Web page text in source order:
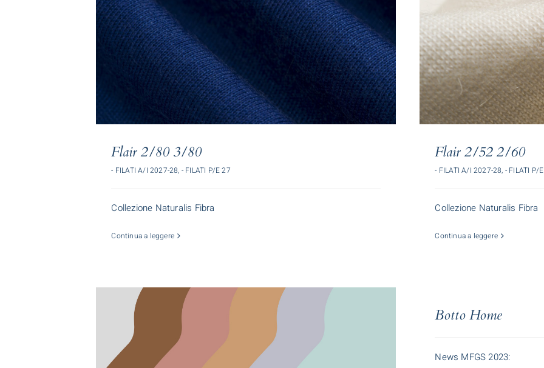
Flair 2/80 3/80
- FILATI A/I 2027-28, - FILATI P/E 27
Collezione Naturalis Fibra
Continua a leggere
Flair 2/52 2/60
- FILATI A/I 2027-28, - FILATI P/
Collezione Naturalis Fibra
Continua a leggere
Botto Home
News MFGS 2023: